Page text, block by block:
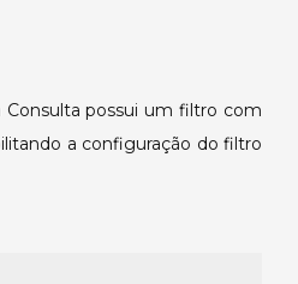
Consulta possui um filtro com
a configuração do filtro